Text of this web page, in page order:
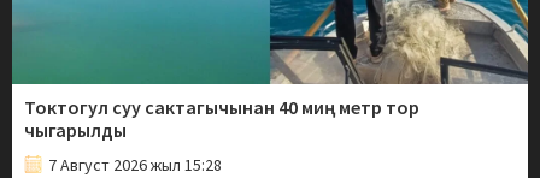
Токтогул суу сактагычынан 40 миң метр тор
чыгарылды
7 Август 2026 жыл 15:28